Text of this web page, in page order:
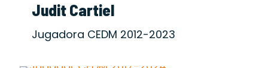
Judit Cartiel
Jugadora CEDM 2012-2023